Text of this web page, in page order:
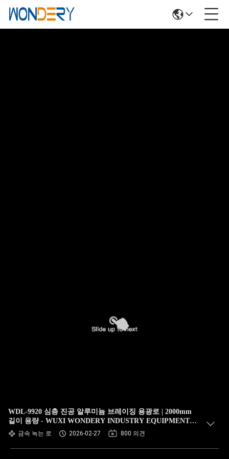
WDL-9920 심층 진공 알루미늄 브레이징 용광로 | 2000mm
길이 용량 - WUXI WONDERY INDUSTRY EQUIPMENT
CO., LTD.
금속 녹는 로 2026-02-27 800 의견